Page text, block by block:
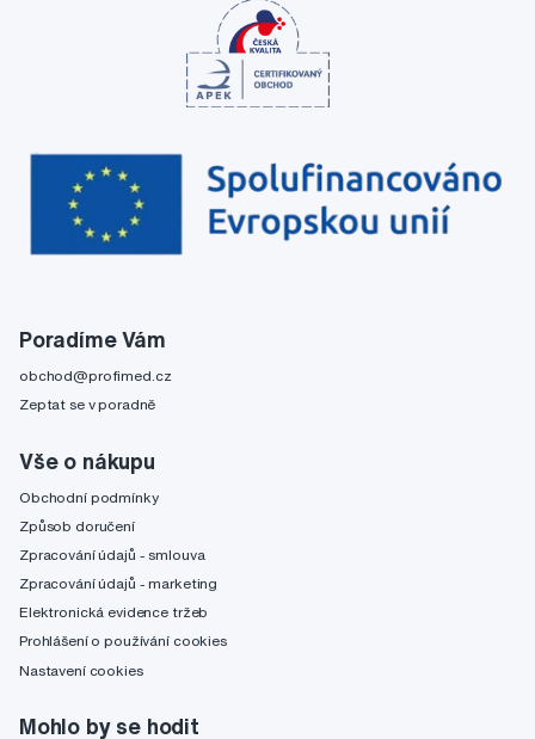
Poradíme Vám
obchod@profimed.cz
Zeptat se v poradně
Vše o nákupu
Obchodní podmínky
Způsob doručení
Zpracování údajů - smlouva
Zpracování údajů - marketing
Elektronická evidence tržeb
Prohlášení o používání cookies
Nastavení cookies
Mohlo by se hodit